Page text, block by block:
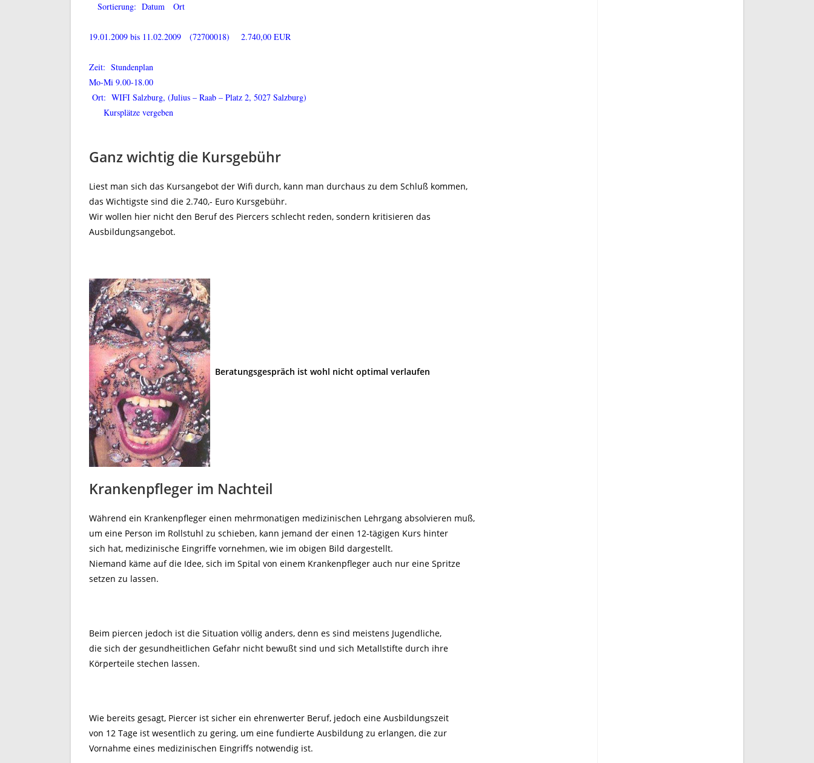
Sortierung: Datum Ort
19.01.2009 bis 11.02.2009 (72700018) 2.740,00 EUR
Zeit: Stundenplan
Mo-Mi 9.00-18.00
Ort: WIFI Salzburg, (Julius – Raab – Platz 2, 5027 Salzburg)
Kursplätze vergeben
Ganz wichtig die Kursgebühr
Liest man sich das Kursangebot der Wifi durch, kann man durchaus zu dem Schluß kommen,
das Wichtigste sind die 2.740,- Euro Kursgebühr.
Wir wollen hier nicht den Beruf des Piercers schlecht reden, sondern kritisieren das
Ausbildungsangebot.
Beratungsgespräch ist wohl nicht optimal verlaufen
Krankenpfleger im Nachteil
Während ein Krankenpfleger einen mehrmonatigen medizinischen Lehrgang absolvieren muß,
um eine Person im Rollstuhl zu schieben, kann jemand der einen 12-tägigen Kurs hinter
sich hat, medizinische Eingriffe vornehmen, wie im obigen Bild dargestellt.
Niemand käme auf die Idee, sich im Spital von einem Krankenpfleger auch nur eine Spritze
setzen zu lassen.
Beim piercen jedoch ist die Situation völlig anders, denn es sind meistens Jugendliche,
die sich der gesundheitlichen Gefahr nicht bewußt sind und sich Metallstifte durch ihre
Körperteile stechen lassen.
Wie bereits gesagt, Piercer ist sicher ein ehrenwerter Beruf, jedoch eine Ausbildungszeit
von 12 Tage ist wesentlich zu gering, um eine fundierte Ausbildung zu erlangen, die zur
Vornahme eines medizinischen Eingriffs notwendig ist.